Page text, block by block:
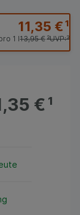
11,35 €¹
UVP:³
13,95 €³
1 l
€¹